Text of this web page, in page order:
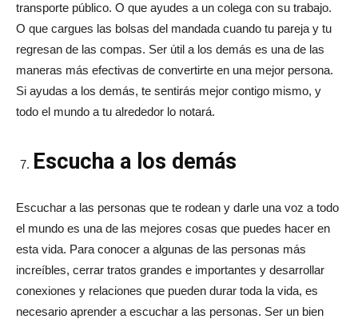
transporte público. O que ayudes a un colega con su trabajo.
O que cargues las bolsas del mandada cuando tu pareja y tu
regresan de las compas. Ser útil a los demás es una de las
maneras más efectivas de convertirte en una mejor persona.
Si ayudas a los demás, te sentirás mejor contigo mismo, y
todo el mundo a tu alrededor lo notará.
Escucha a los demás
Escuchar a las personas que te rodean y darle una voz a todo
el mundo es una de las mejores cosas que puedes hacer en
esta vida. Para conocer a algunas de las personas más
increíbles, cerrar tratos grandes e importantes y desarrollar
conexiones y relaciones que pueden durar toda la vida, es
necesario aprender a escuchar a las personas. Ser un bien